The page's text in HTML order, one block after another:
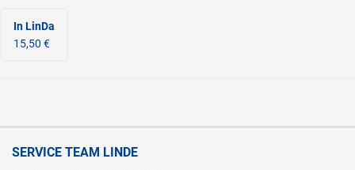
In LinDa
15,50 €
SERVICE TEAM LINDE